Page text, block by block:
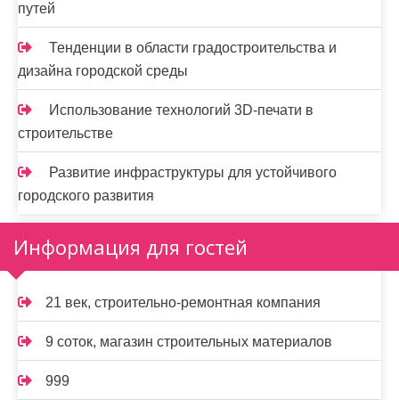
путей
Тенденции в области градостроительства и
дизайна городской среды
Использование технологий 3D-печати в
строительстве
Развитие инфраструктуры для устойчивого
городского развития
Информация для гостей
21 век, строительно-ремонтная компания
9 соток, магазин строительных материалов
999